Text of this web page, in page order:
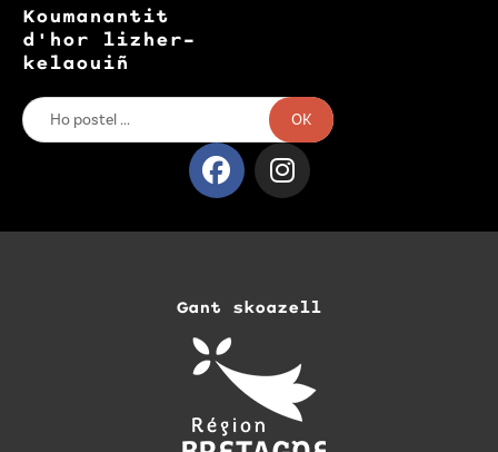
Koumanantit
d'hor lizher-
kelaouiñ
OK
Gant skoazell